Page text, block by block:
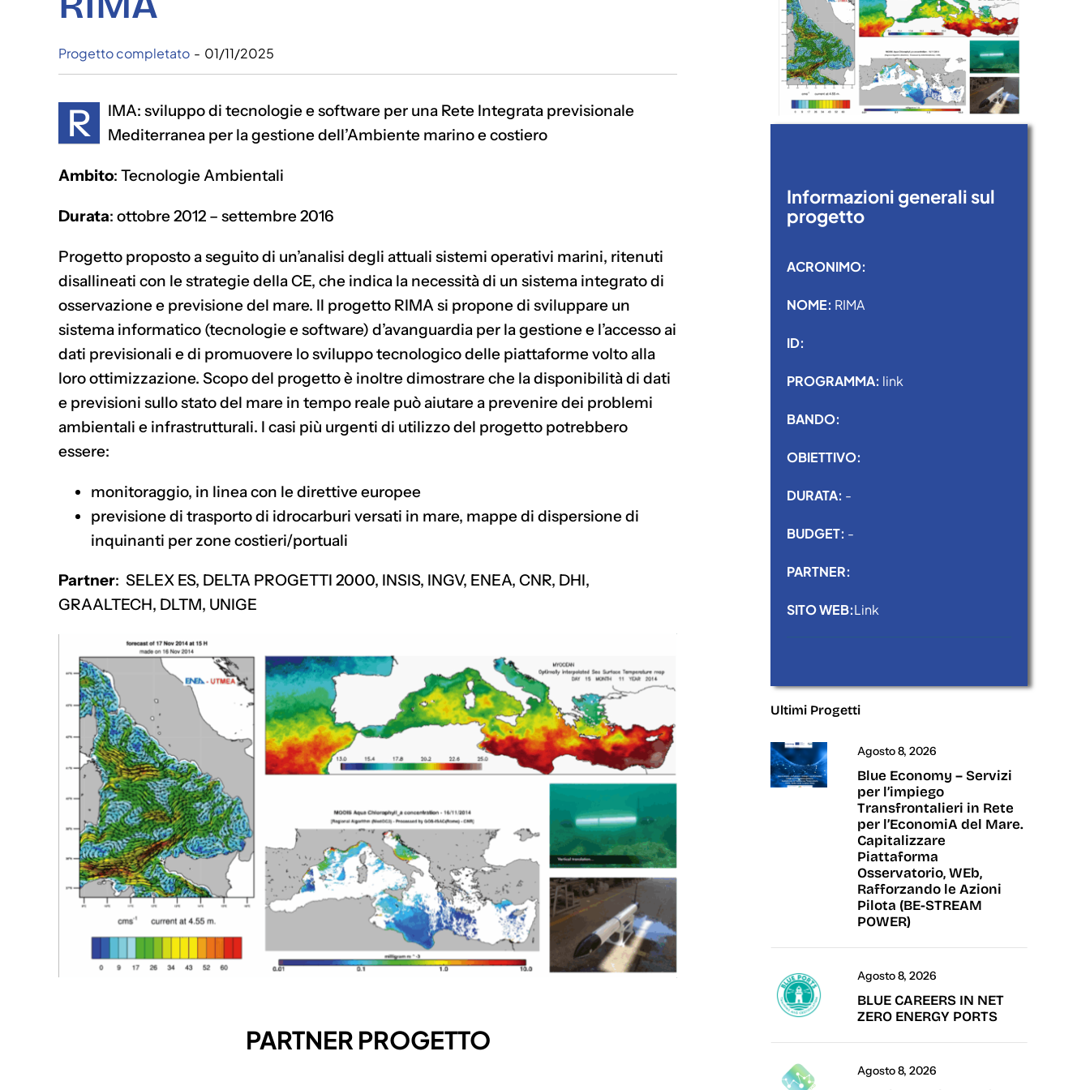
Progetto completato - 01/11/2025
R
IMA: sviluppo di tecnologie e software per una Rete Integrata previsionale
Mediterranea per la gestione dell’Ambiente marino e costiero
Ambito: Tecnologie Ambientali
Durata: ottobre 2012 – settembre 2016
Progetto proposto a seguito di un’analisi degli attuali sistemi operativi marini, ritenuti
disallineati con le strategie della CE, che indica la necessità di un sistema integrato di
osservazione e previsione del mare. Il progetto RIMA si propone di sviluppare un
sistema informatico (tecnologie e software) d’avanguardia per la gestione e l’accesso ai
dati previsionali e di promuovere lo sviluppo tecnologico delle piattaforme volto alla
loro ottimizzazione. Scopo del progetto è inoltre dimostrare che la disponibilità di dati
e previsioni sullo stato del mare in tempo reale può aiutare a prevenire dei problemi
ambientali e infrastrutturali. I casi più urgenti di utilizzo del progetto potrebbero
essere:
monitoraggio, in linea con le direttive europee
previsione di trasporto di idrocarburi versati in mare, mappe di dispersione di
inquinanti per zone costieri/portuali
Partner: SELEX ES, DELTA PROGETTI 2000, INSIS, INGV, ENEA, CNR, DHI,
GRAALTECH, DLTM, UNIGE
PARTNER PROGETTO
Informazioni generali sul
progetto
ACRONIMO:
NOME: RIMA
ID:
PROGRAMMA: link
BANDO:
OBIETTIVO:
DURATA: -
BUDGET: -
PARTNER:
SITO WEB:Link
Ultimi Progetti
Agosto 8, 2026
Blue Economy – Servizi
per l’impiego
Transfrontalieri in Rete
per l’EconomiA del Mare.
Capitalizzare
Piattaforma
Osservatorio, WEb,
Rafforzando le Azioni
Pilota (BE-STREAM
POWER)
Agosto 8, 2026
BLUE CAREERS IN NET
ZERO ENERGY PORTS
Agosto 8, 2026